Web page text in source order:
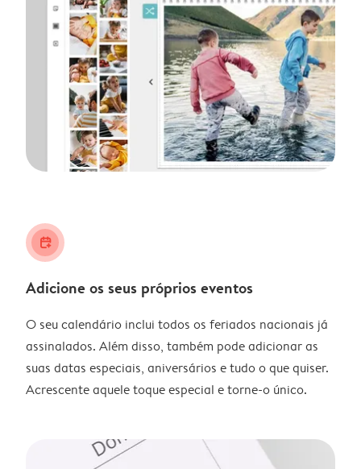
calendar_plus
Adicione os seus próprios eventos
O seu calendário inclui todos os feriados nacionais já
assinalados. Além disso, também pode adicionar as
suas datas especiais, aniversários e tudo o que quiser.
Acrescente aquele toque especial e torne-o único.